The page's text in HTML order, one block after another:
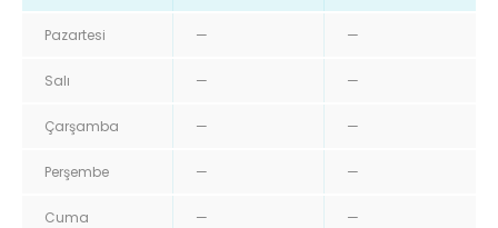
Pazartesi — —
Salı — —
Çarşamba — —
Perşembe — —
Cuma — —